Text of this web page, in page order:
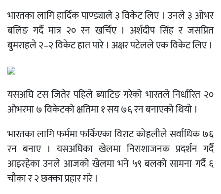
भारतका लागि हार्दिक पाण्ड्याले ३ विकेट लिए । उनले ३ ओभर
बलिङ गर्दै मात्र २० रन खर्चिए । अर्शदीप सिंह र जसप्रित
बुमराहले २–२ विकेट हात पारे । अक्षर पटेलले एक विकेट लिए ।
यसअघि टस जितेर पहिले ब्याटिङ गरेको भारतले निर्धारित २०
ओभरमा ७ विकेटको क्षतिमा १ सय ७६ रन बनाएको थियो ।
भारतका लागि फर्ममा फर्किएका विराट कोहलीले सर्वाधिक ७६
रन बनाए । यसअघिका खेलमा निराशाजनक प्रदर्शन गर्दै
आइरहेका उनले आजको खेलमा भने ५९ बलको सामना गर्दै ६
चौका र २ छक्का प्रहार गरे ।